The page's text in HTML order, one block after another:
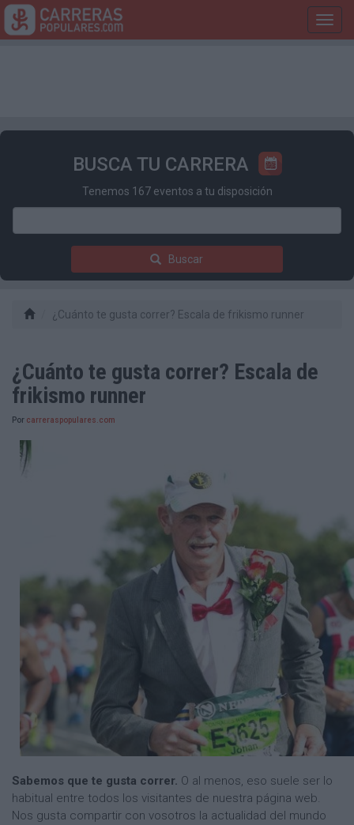
BUSCA TU CARRERA
Tenemos 167 eventos a tu disposición
Buscar
¿Cuánto te gusta correr? Escala de frikismo runner
¿Cuánto te gusta correr? Escala de
frikismo runner
Por carreraspopulares.com
Sabemos que te gusta correr. O al menos, eso suele ser lo
habitual entre todos los visitantes de nuestra página web.
Nos gusta compartir con vosotros la actualidad del mundo